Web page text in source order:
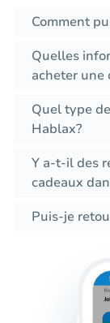
Comment
Quelles
acheter une
Quel type
Hablax?
Y a-t-il des
cadeaux
Puis-je